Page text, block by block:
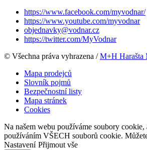
https://www.facebook.com/myvodnar/
https://www.youtube.com/myvodnar
objednavky@vodnar.cz
https://twitter.com/MyVodnar
© Všechna práva vyhrazena /M+H Harašta
Mapa prodejců
Slovník pojmů
Bezpečnostní listy
Mapa stránek
Cookies
Na našem webu používáme soubory
používáním VŠECH souborů cookie.
Nastavení Přijmout vše